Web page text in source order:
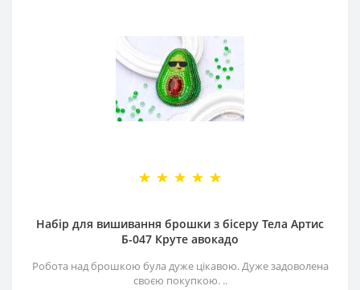
Набір для вишивання брошки з бісеру Тела Артис
Б-047 Круте авокадо
Робота над брошкою була дуже цікавою. Дуже задоволена
своєю покупкою. ..